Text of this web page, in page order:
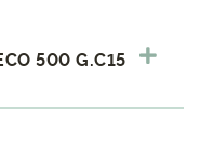
500 G.C15